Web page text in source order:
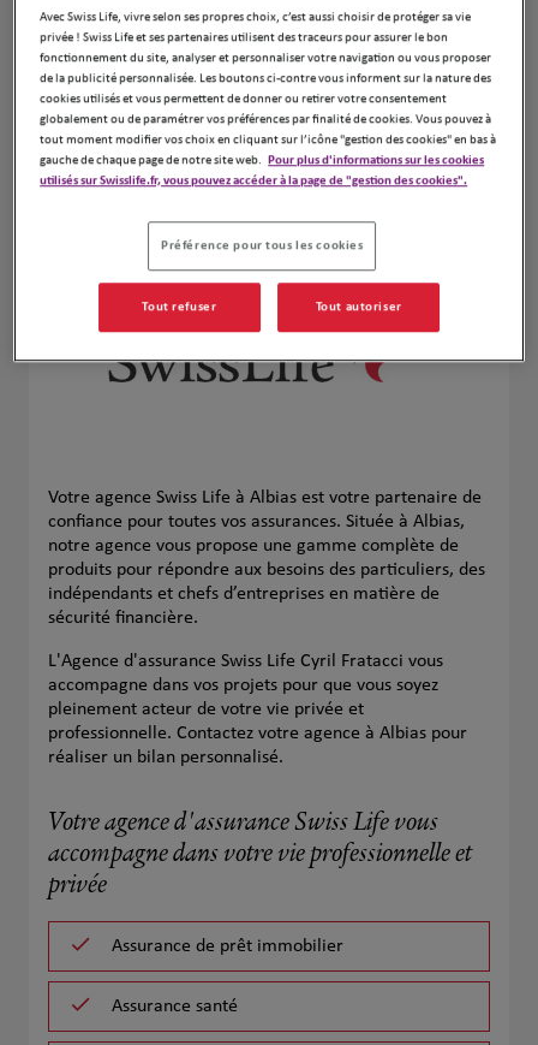
Leaflet| Map ©2026HERE
Naviguer Itinéraire
Votre agence Swiss Life à Albias est votre partenaire de
confiance pour toutes vos assurances. Située à Albias,
notre agence vous propose une gamme complète de
produits pour répondre aux besoins des particuliers, des
indépendants et chefs d’entreprises en matière de
sécurité financière.
L'Agence d'assurance Swiss Life Cyril Fratacci vous
accompagne dans vos projets pour que vous soyez
pleinement acteur de votre vie privée et
professionnelle. Contactez votre agence à Albias pour
réaliser un bilan personnalisé.
Votre agence d'assurance Swiss Life vous
accompagne dans votre vie professionnelle et
privée
Assurance de prêt immobilier
Assurance santé
Avec Swiss Life, vivre selon ses propres choix, c’est aussi choisir de protéger sa vie
privée ! Swiss Life et ses partenaires utilisent des traceurs pour assurer le bon
fonctionnement du site, analyser et personnaliser votre navigation ou vous proposer
de la publicité personnalisée. Les boutons ci-contre vous informent sur la nature des
cookies utilisés et vous permettent de donner ou retirer votre consentement
globalement ou de paramétrer vos préférences par finalité de cookies. Vous pouvez à
tout moment modifier vos choix en cliquant sur l’icône "gestion des cookies" en bas à
gauche de chaque page de notre site web. Pour plus d'informations sur les cookies
utilisés sur Swisslife.fr, vous pouvez accéder à la page de "gestion des cookies".
Préférence pour tous les cookies
Tout refuser Tout autoriser